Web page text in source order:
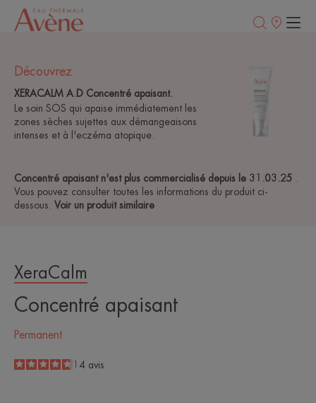
Points
Concentré apaisant n'est plus commercialisé depuis le 31.03.25
Vous pouvez consulter toutes les informations du produit ci-
dessous. Voir un produit similaire
Découvrez
XERACALM A.D Concentré apaisant.
Le soin SOS qui apaise immédiatement les
zones sèches sujettes aux démangeaisons
intenses et à l'eczéma atopique.
XeraCalm
Concentré apaisant
Permanent
4.7
/514 avis